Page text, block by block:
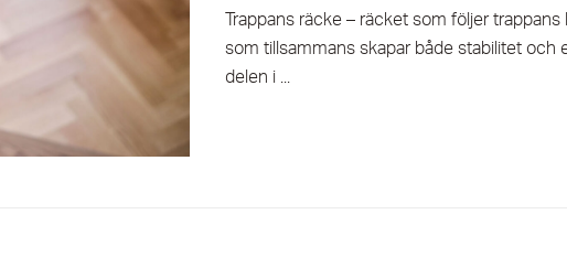
Trappans räcke – räcket som följer
som tillsammans skapar både stabilitet och
delen i ...